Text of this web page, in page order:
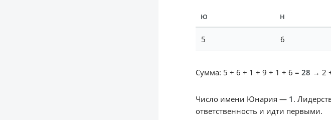
Ю Н
5 6
Сумма: 5 + 6 + 1 + 9 + 1 + 6 = 28 → 2
Число имени Юнария — 1 .
ответственность и идти первыми.